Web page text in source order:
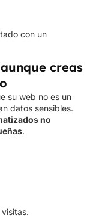
con un
creas
su web no es un
datos sensibles.
no
.